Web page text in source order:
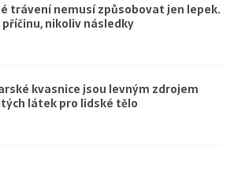
trávení nemusí způsobovat jen lepek.
příčinu, nikoliv následky
kvasnice jsou levným zdrojem
látek pro lidské tělo